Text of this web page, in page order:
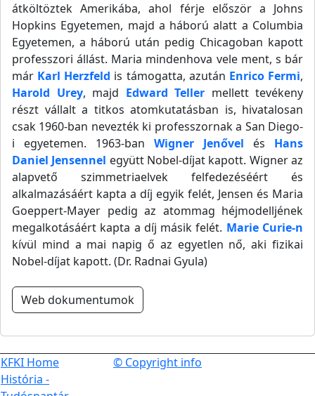
átköltöztek Amerikába, ahol férje először a Johns
Hopkins Egyetemen, majd a háború alatt a Columbia
Egyetemen, a háború után pedig Chicagoban kapott
professzori állást. Maria mindenhova vele ment, s bár
már Karl Herzfeld is támogatta, azután Enrico Fermi,
Harold Urey, majd Edward Teller mellett tevékeny
részt vállalt a titkos atomkutatásban is, hivatalosan
csak 1960-ban nevezték ki professzornak a San Diego-
i egyetemen. 1963-ban Wigner Jenővel és Hans
Daniel Jensennel együtt Nobel-díjat kapott. Wigner az
alapvető szimmetriaelvek felfedezéséért és
alkalmazásáért kapta a díj egyik felét, Jensen és Maria
Goeppert-Mayer pedig az atommag héjmodelljének
megalkotásáért kapta a díj másik felét. Marie Curie-n
kívül mind a mai napig ő az egyetlen nő, aki fizikai
Nobel-díjat kapott. (Dr. Radnai Gyula)
Web dokumentumok
KFKI Home
História -
© Copyright info